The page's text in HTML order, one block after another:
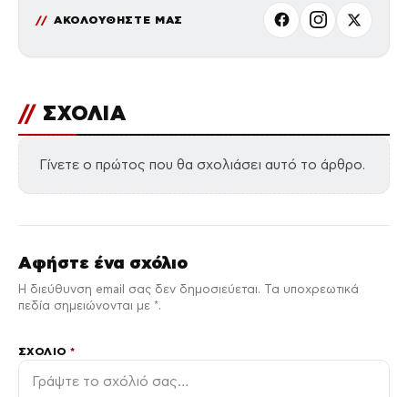
ΑΚΟΛΟΥΘΗΣΤΕ ΜΑΣ
// ΣΧΟΛΙΑ
Γίνετε ο πρώτος που θα σχολιάσει αυτό το άρθρο.
Αφήστε ένα σχόλιο
Η διεύθυνση email σας δεν δημοσιεύεται. Τα υποχρεωτικά
πεδία σημειώνονται με *.
ΣΧΌΛΙΟ*